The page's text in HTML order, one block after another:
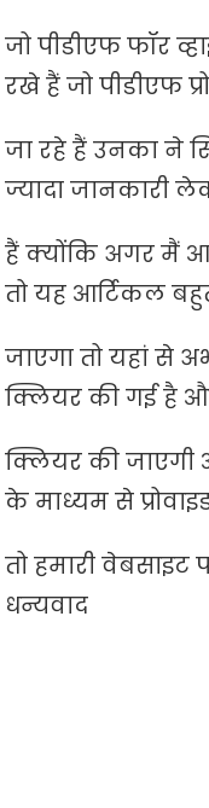
जो पीडीएफ फॉर
रखे हैं जो पीडीएफ
जा रहे हैं उनका ने
ज्यादा जानकारी
हैं क्योंकि अगर मैं
तो यह आर्टिकल
जाएगा तो यहां से
क्लियर की गई है
क्लियर की
के माध्यम से
तो हमारी
धन्यवाद